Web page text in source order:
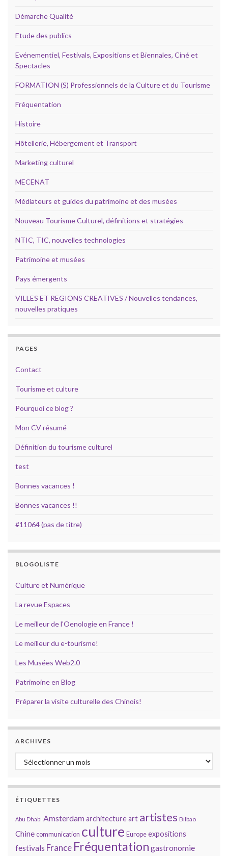
Démarche Qualité
Etude des publics
Evénementiel, Festivals, Expositions et Biennales, Ciné et
Spectacles
FORMATION (S) Professionnels de la Culture et du Tourisme
Fréquentation
Histoire
Hôtellerie, Hébergement et Transport
Marketing culturel
MECENAT
Médiateurs et guides du patrimoine et des musées
Nouveau Tourisme Culturel, définitions et stratégies
NTIC, TIC, nouvelles technologies
Patrimoine et musées
Pays émergents
VILLES ET REGIONS CREATIVES / Nouvelles tendances,
nouvelles pratiques
PAGES
Contact
Tourisme et culture
Pourquoi ce blog ?
Mon CV résumé
Définition du tourisme culturel
test
Bonnes vacances !
Bonnes vacances !!
#11064 (pas de titre)
BLOGOLISTE
Culture et Numérique
La revue Espaces
Le meilleur de l'Oenologie en France !
Le meilleur du e-tourisme!
Les Musées Web2.0
Patrimoine en Blog
Préparer la visite culturelle des Chinois!
ARCHIVES
Archives
ÉTIQUETTES
Abu Dhabi Amsterdamarchitectureart artistes Bilbao
Chinecommunication culture Europeexpositions
festivals France Fréquentation gastronomie